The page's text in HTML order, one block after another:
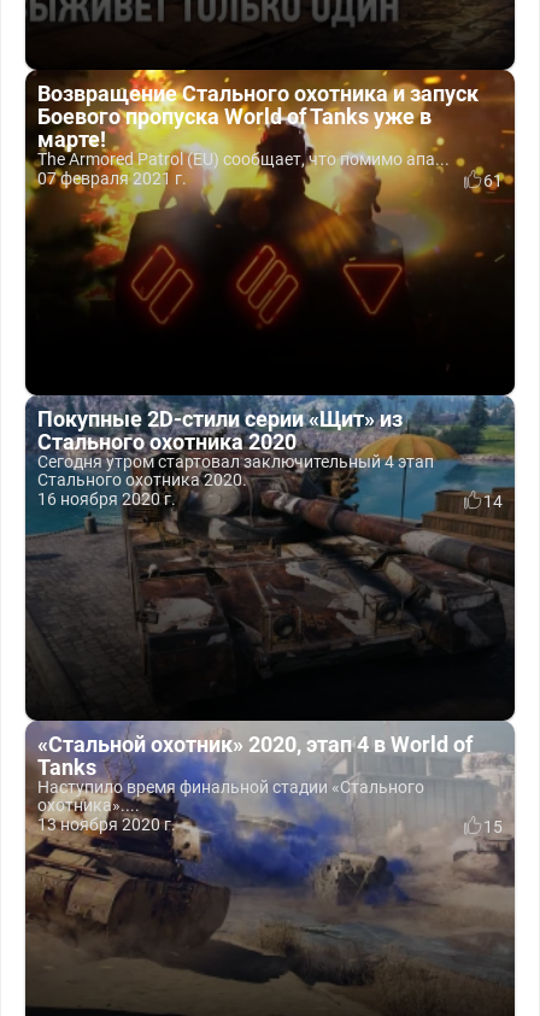
Возвращение Стального охотника и запуск
Боевого пропуска World of Tanks уже в
марте!
The Armored Patrol (EU) сообщает, что помимо апа...
07 февраля 2021 г.
61
Покупные 2D-стили серии «Щит» из
Стального охотника 2020
Сегодня утром стартовал заключительный 4 этап
Стального охотника 2020.
16 ноября 2020 г.
14
«Стальной охотник» 2020, этап 4 в World of
Tanks
Наступило время финальной стадии «Стального
охотника»....
13 ноября 2020 г.
15